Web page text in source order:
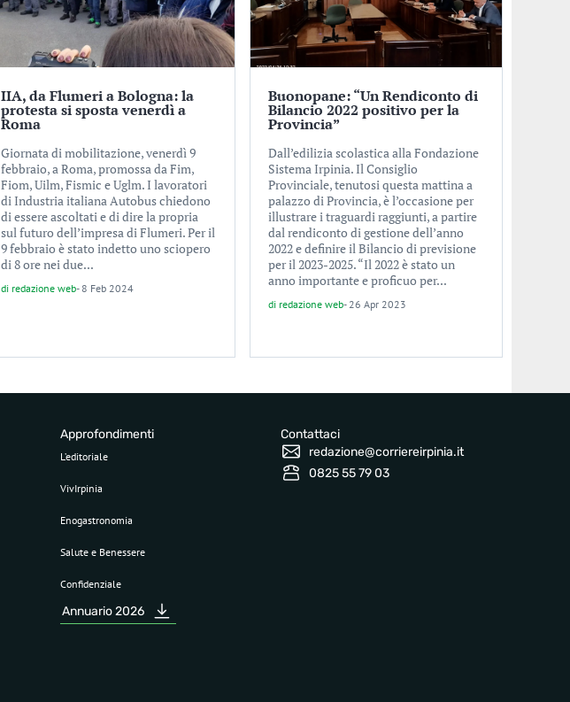
IIA, da Flumeri a Bologna: la
protesta si sposta venerdì a
Roma
Giornata di mobilitazione, venerdì 9
febbraio, a Roma, promossa da Fim,
Fiom, Uilm, Fismic e Uglm. I lavoratori
di Industria italiana Autobus chiedono
di essere ascoltati e di dire la propria
sul futuro dell’impresa di Flumeri. Per il
9 febbraio è stato indetto uno sciopero
di 8 ore nei due...
di redazione web- 8 Feb 2024
Buonopane: “Un Rendiconto di
Bilancio 2022 positivo per la
Provincia”
Dall’edilizia scolastica alla Fondazione
Sistema Irpinia. Il Consiglio
Provinciale, tenutosi questa mattina a
palazzo di Provincia, è l’occasione per
illustrare i traguardi raggiunti, a partire
dal rendiconto di gestione dell’anno
2022 e definire il Bilancio di previsione
per il 2023-2025. “Il 2022 è stato un
anno importante e proficuo per...
di redazione web- 26 Apr 2023
Approfondimenti
L’editoriale
VivIrpinia
Enogastronomia
Salute e Benessere
Confidenziale
Annuario 2026
Contattaci
redazione@corriereirpinia.it
0825 55 79 03